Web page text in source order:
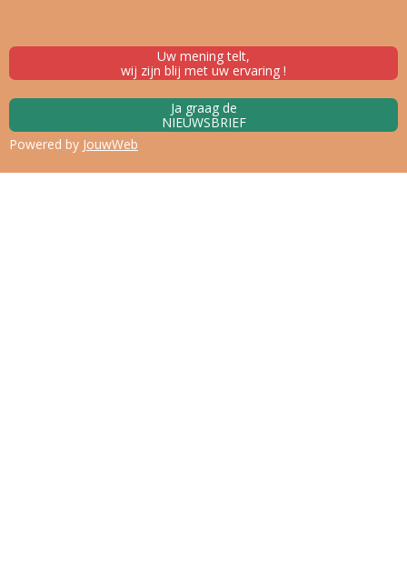
Uw mening telt,
wij zijn blij met uw ervaring !
Ja graag de
NIEUWSBRIEF
Powered by JouwWeb